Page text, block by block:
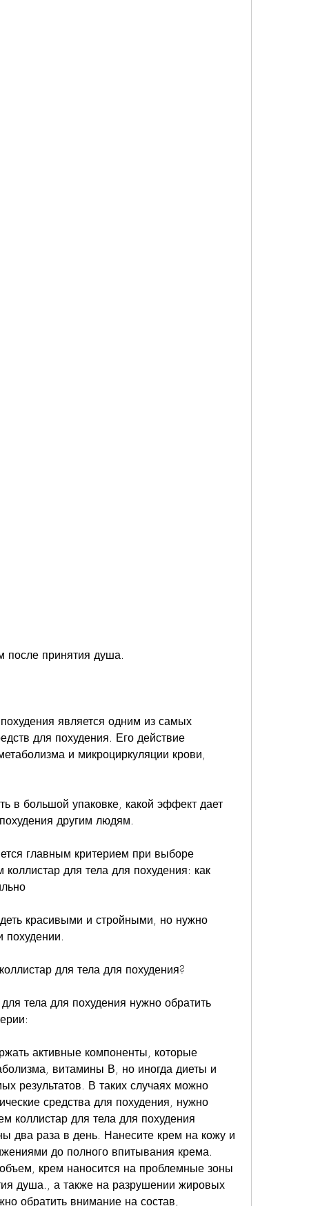
после принятия душа.
является одним из самых
для похудения. Его действие
и микроциркуляции крови,
в большой упаковке, какой эффект дает
другим людям.
главным критерием при выборе
коллистар для тела для похудения: как
красивыми и стройными, но нужно
похудении.
для тела для похудения?
тела для похудения нужно обратить
активные компоненты, которые
витамины В, но иногда диеты и
результатов. В таких случаях можно
средства для похудения, нужно
коллистар для тела для похудения
два раза в день. Нанесите крем на кожу и
до полного впитывания крема.
крем наносится на проблемные зоны
душа., а также на разрушении жировых
обратить внимание на состав,